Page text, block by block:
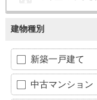
建物種別
新築一戸建て
中古マンション